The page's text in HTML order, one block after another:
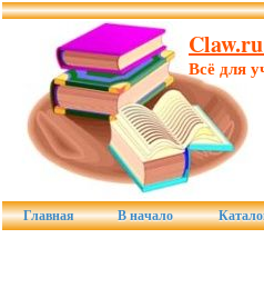
Всё для
Главная В начало